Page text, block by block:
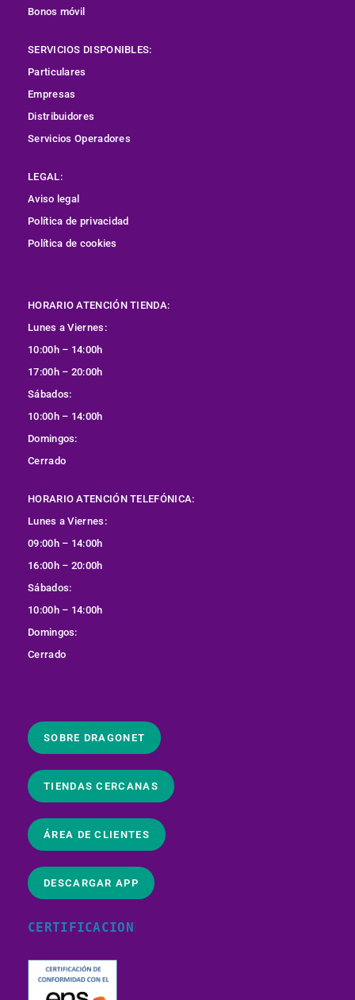
Bonos móvil
SERVICIOS DISPONIBLES:
Particulares
Empresas
Distribuidores
Servicios Operadores
LEGAL:
Aviso legal
Política de privacidad
Política de cookies
HORARIO ATENCIÓN TIENDA:
Lunes a Viernes:
10:00h – 14:00h
17:00h – 20:00h
Sábados:
10:00h – 14:00h
Domingos:
Cerrado
HORARIO ATENCIÓN TELEFÓNICA:
Lunes a Viernes:
09:00h – 14:00h
16:00h – 20:00h
Sábados:
10:00h – 14:00h
Domingos:
Cerrado
SOBRE DRAGONET
TIENDAS CERCANAS
ÁREA DE CLIENTES
DESCARGAR APP
CERTIFICACIONES